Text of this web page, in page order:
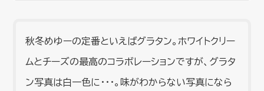
秋冬めゆーの定番といえばグラタン。ホワイトクリー
ムとチーズの最高のコラボレーションですが、グラタ
ン写真は白一色に・・・。味がわからない写真になら